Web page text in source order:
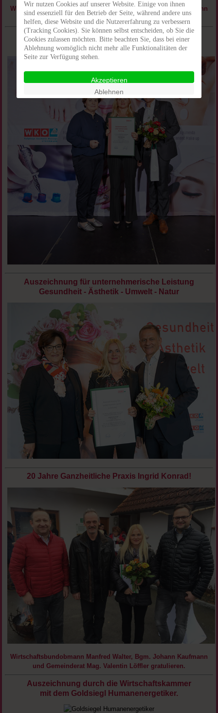
Wirtschaftsbundobmann Manfred Walter, Bgm. Johann Kaufmann
und Amtsdirektor Josef Krisper gratulieren.
Auszeichnung für unternehmerische Leistung
Körperarbeit und Massage
Auszeichnung für unternehmerische Leistung
Gesundheit - Ästhetik - Umwelt - Natur
20 Jahre Ganzheitliche Praxis Ingrid Konrad!
Wirtschaftsbundobmann Manfred Walter, Bgm. Johann Kaufmann
und Gemeinderat Mag. Valentin Löffler gratulieren.
Auszeichnung durch die Wirtschaftskammer
mit dem Goldsiegl Humanenergetiker.
Wir nutzen Cookies auf unserer Website. Einige von ihnen
sind essenziell für den Betrieb der Seite, während andere uns
helfen, diese Website und die Nutzererfahrung zu verbessern
(Tracking Cookies). Sie können selbst entscheiden, ob Sie die
Cookies zulassen möchten. Bitte beachten Sie, dass bei einer
Ablehnung womöglich nicht mehr alle Funktionalitäten der
Seite zur Verfügung stehen.
Akzeptieren
Ablehnen